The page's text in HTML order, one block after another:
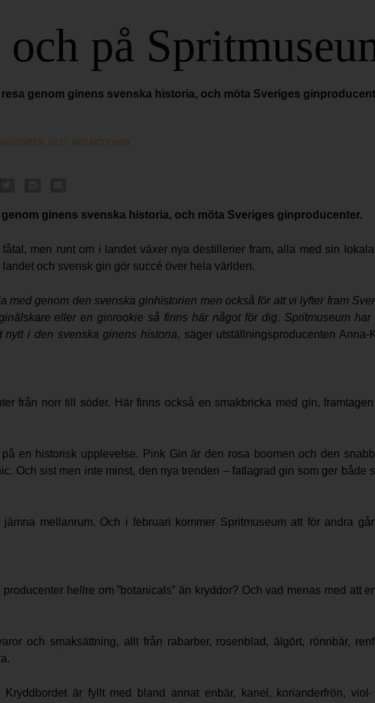
på
genom ginens svenska historia, och möta Sveriges
2021 REDAKTIONEN
ginens svenska historia, och möta Sveriges ginproducenter.
men runt om i landet växer nya destillerier fram, alla med sin
och svensk gin gör succé över hela världen.
genom den svenska ginhistorien men också för att vi lyfter fram
eller en ginrookie så finns här något för dig. Spritmuseum har
i den svenska ginens historia, säger utställningsproducenten Anna-
från norr till söder. Här finns också en smakbricka med gin,
en historisk upplevelse. Pink Gin är den rosa boomen och den
Och sist men inte minst, den nya trenden – fatlagrad gin som ger både
mellanrum. Och i februari kommer Spritmuseum att för andra
hellre om ”botanicals” än kryddor? Och vad menas med att
och smaksättning, allt från rabarber, rosenblad, älgört, rönnbär,
är fyllt med bland annat enbär, kanel, korianderfrön,